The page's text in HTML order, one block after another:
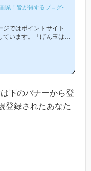
業！皆が得するブログ-
ではポイントサイト
います。「げん玉は他
イントサイト」です！当
下のバナーから登
登録されたあなた